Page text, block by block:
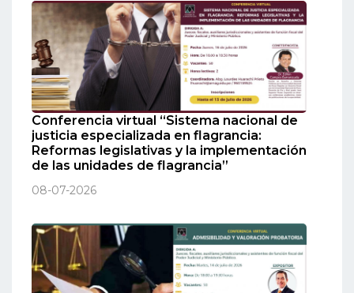
Conferencia virtual “Sistema nacional de
justicia especializada en flagrancia:
Reformas legislativas y la implementación
de las unidades de flagrancia”
08-07-2026